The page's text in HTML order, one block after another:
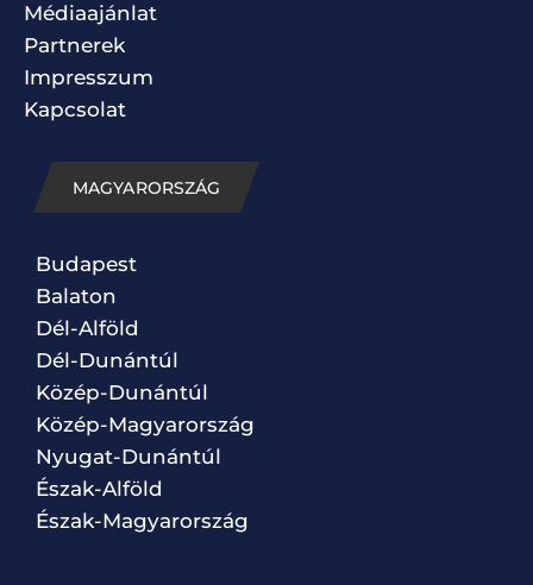
Médiaajánlat
Partnerek
Impresszum
Kapcsolat
MAGYARORSZÁG
Budapest
Balaton
Dél-Alföld
Dél-Dunántúl
Közép-Dunántúl
Közép-Magyarország
Nyugat-Dunántúl
Észak-Alföld
Észak-Magyarország